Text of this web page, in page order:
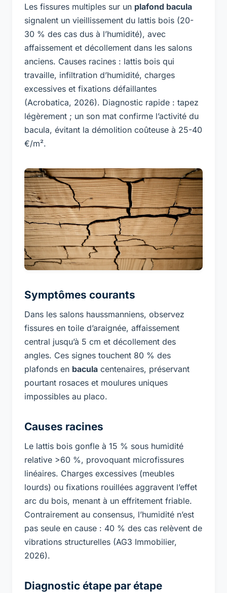
Les fissures multiples sur un plafond bacula
signalent un vieillissement du lattis bois (20-
30 % des cas dus à l’humidité), avec
affaissement et décollement dans les salons
anciens. Causes racines : lattis bois qui
travaille, infiltration d’humidité, charges
excessives et fixations défaillantes
(Acrobatica, 2026). Diagnostic rapide : tapez
légèrement ; un son mat confirme l’activité du
bacula, évitant la démolition coûteuse à 25-40
€/m².
Symptômes courants
Dans les salons haussmanniens, observez
fissures en toile d’araignée, affaissement
central jusqu’à 5 cm et décollement des
angles. Ces signes touchent 80 % des
plafonds en bacula centenaires, préservant
pourtant rosaces et moulures uniques
impossibles au placo.
Causes racines
Le lattis bois gonfle à 15 % sous humidité
relative >60 %, provoquant microfissures
linéaires. Charges excessives (meubles
lourds) ou fixations rouillées aggravent l’effet
arc du bois, menant à un effritement friable.
Contrairement au consensus, l’humidité n’est
pas seule en cause : 40 % des cas relèvent de
vibrations structurelles (AG3 Immobilier,
2026).
Diagnostic étape par étape